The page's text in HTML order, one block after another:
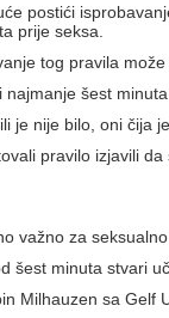
postići
prije seksa.
tog pravila
šest
je nije bilo, oni čija
pravilo izjavili
važno za
šest minuta stvari
Milhauzen sa